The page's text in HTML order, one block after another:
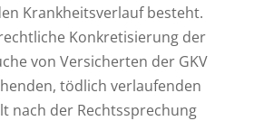
Krankheitsverlauf besteht.
Konkretisierung der
von Versicherten der GKV
tödlich verlaufenden
nach der Rechtssprechung